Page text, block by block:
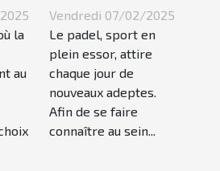
la
au
remplir votre
profil sur une
plateforme de
padel
Vendredi 07/02/2025
Le padel, sport en
plein essor, attire
chaque jour de
nouveaux adeptes.
Afin de se faire
connaître au sein...